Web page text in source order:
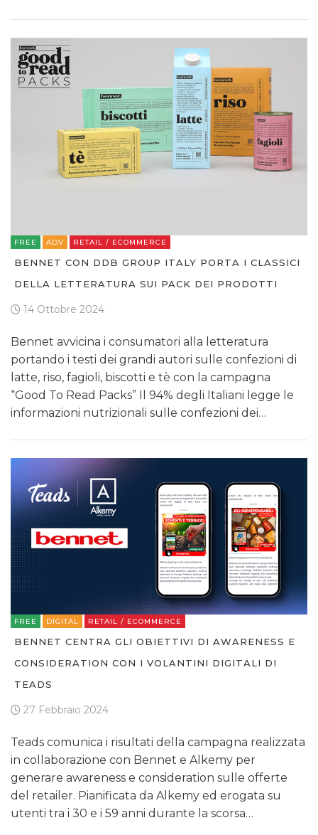
FREE ADV RETAIL / ECOMMERCE
BENNET CON DDB GROUP ITALY PORTA I CLASSICI
DELLA LETTERATURA SUI PACK DEI PRODOTTI
14 Ottobre 2024
Bennet avvicina i consumatori alla letteratura
portando i testi dei grandi autori sulle confezioni di
latte, riso, fagioli, biscotti e tè con la campagna
“Good To Read Packs” Il 94% degli Italiani legge le
informazioni nutrizionali sulle confezioni dei…
FREE DIGITAL RETAIL / ECOMMERCE
BENNET CENTRA GLI OBIETTIVI DI AWARENESS E
CONSIDERATION CON I VOLANTINI DIGITALI DI
TEADS
27 Febbraio 2024
Teads comunica i risultati della campagna realizzata
in collaborazione con Bennet e Alkemy per
generare awareness e consideration sulle offerte
del retailer. Pianificata da Alkemy ed erogata su
utenti tra i 30 e i 59 anni durante la scorsa…